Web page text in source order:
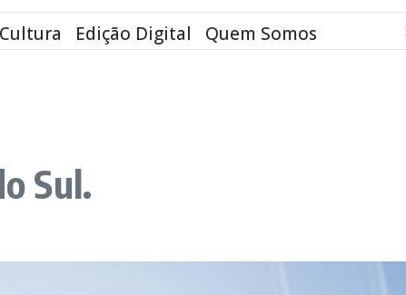
Cultura Edição Digital Quem Somos
Sul.